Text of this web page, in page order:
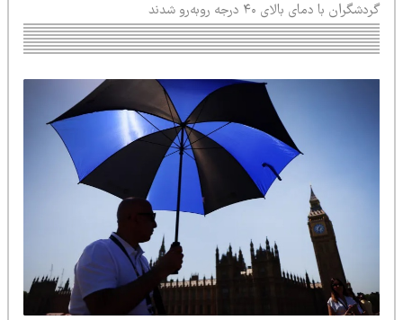
با دمای بالای ۴۰ درجه روبه‌رو شدند